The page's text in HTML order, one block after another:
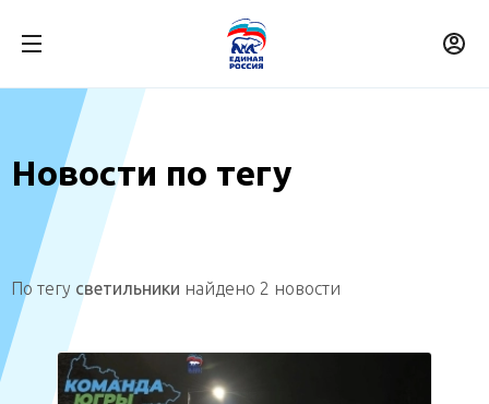
Новости по тегу
По тегу светильники найдено 2 новости